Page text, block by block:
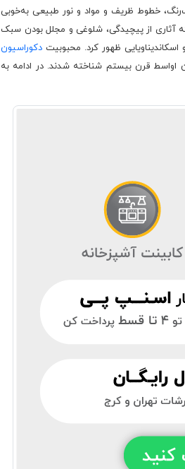
خطوط ظریف و مواد و نور طبیعی به‌خوبی
آثاری از پیچیدگی، شلوغی و مجلل بودن سبک
ظهور کرد. محبوبیت دکوراسیون
قرن بیستم شناخته شدند. در ادامه به